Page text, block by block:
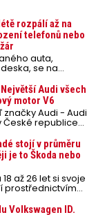
rozpálí až na
telefonů nebo
auta,
se na
během letních
80 °C. Takové
nebezpečí pro
notebooky. Můžou
poškodit
požáru.
Audi všech
motor V6
Audi - Audi
České republice
srpnového
oznámeny
stojí v průměru
je to Škoda nebo
až 26 let si svoje
prostřednictvím
jako ojeté. Je
6,7 % si pořídí
Volkswagen ID.